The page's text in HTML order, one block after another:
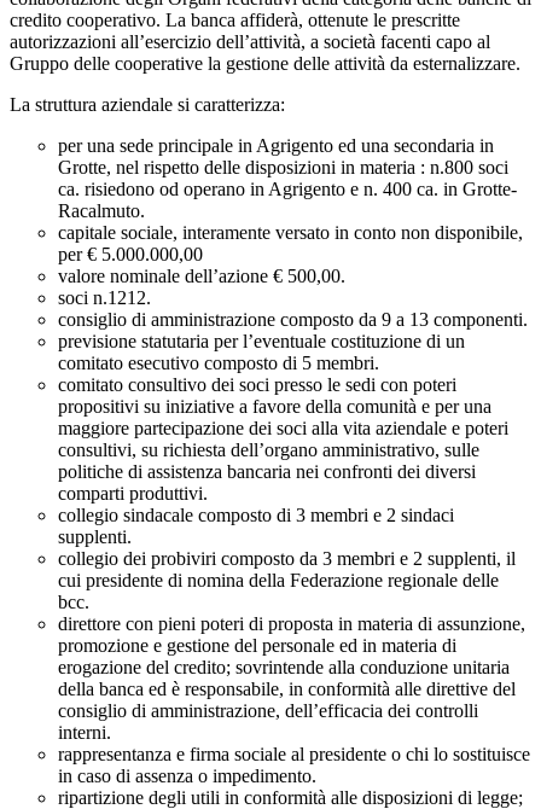
credito cooperativo. La banca affiderà, ottenute le prescritte
autorizzazioni all’esercizio dell’attività, a società facenti capo al
Gruppo delle cooperative la gestione delle attività da esternalizzare.
La struttura aziendale si caratterizza:
per una sede principale in Agrigento ed una secondaria in
Grotte, nel rispetto delle disposizioni in materia : n.800 soci
ca. risiedono od operano in Agrigento e n. 400 ca. in Grotte-
Racalmuto.
capitale sociale, interamente versato in conto non disponibile,
per € 5.000.000,00
valore nominale dell’azione € 500,00.
soci n.1212.
consiglio di amministrazione composto da 9 a 13 componenti.
previsione statutaria per l’eventuale costituzione di un
comitato esecutivo composto di 5 membri.
comitato consultivo dei soci presso le sedi con poteri
propositivi su iniziative a favore della comunità e per una
maggiore partecipazione dei soci alla vita aziendale e poteri
consultivi, su richiesta dell’organo amministrativo, sulle
politiche di assistenza bancaria nei confronti dei diversi
comparti produttivi.
collegio sindacale composto di 3 membri e 2 sindaci
supplenti.
collegio dei probiviri composto da 3 membri e 2 supplenti, il
cui presidente di nomina della Federazione regionale delle
bcc.
direttore con pieni poteri di proposta in materia di assunzione,
promozione e gestione del personale ed in materia di
erogazione del credito; sovrintende alla conduzione unitaria
della banca ed è responsabile, in conformità alle direttive del
consiglio di amministrazione, dell’efficacia dei controlli
interni.
rappresentanza e firma sociale al presidente o chi lo sostituisce
in caso di assenza o impedimento.
ripartizione degli utili in conformità alle disposizioni di legge;